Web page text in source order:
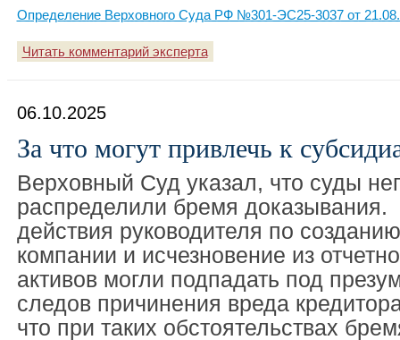
Определение Верховного Суда РФ №301-ЭС25-3037 от
Читать комментарий эксперта
06.10.2025
За что могут привлечь к
Верховный Суд указал, что суды
распределили бремя
действия руководителя по
компании и исчезновение из
активов могли подпадать под
следов причинения вреда
что при таких обстоятельствах